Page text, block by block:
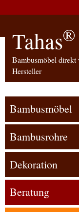
Tahas®
Bambusmöbel direkt
Hersteller
Bambusmöbel
Bambusrohre
Dekoration
Beratung